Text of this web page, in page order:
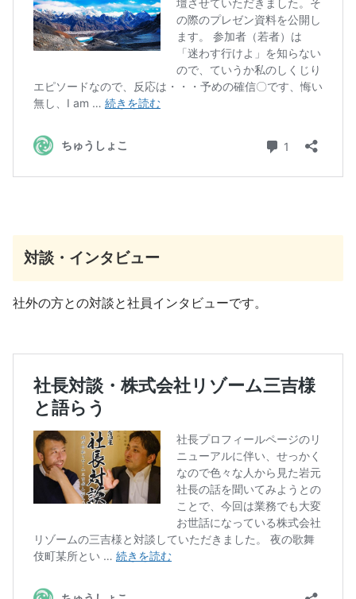
対談・インタビュー
社外の方との対談と社員インタビューです。